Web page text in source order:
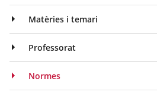
Matèries i temari
Professorat
Normes